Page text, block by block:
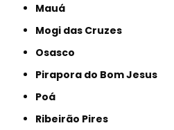
Mauá
Mogi das Cruzes
Osasco
Pirapora do Bom Jesus
Poá
Ribeirão Pires